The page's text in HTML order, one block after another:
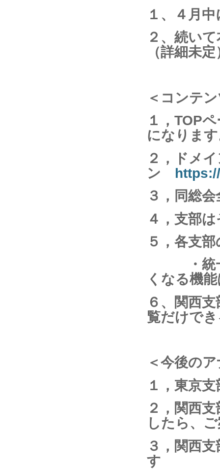
１、４月
２、続い
（詳細未定
＜コンテ
１，TOP
になりま
２，ドメ
ン
３，同総
４，支部
５，各支
・統一
くなる機
６、関西
覧だけで
＜今後の
１，東京
２，関西
したら、
３，関西
す